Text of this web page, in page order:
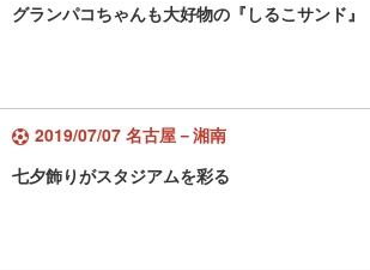
グランパコちゃんも大好物の『しるこサンド』
2019/07/07 名古屋－湘南
七夕飾りがスタジアムを彩る